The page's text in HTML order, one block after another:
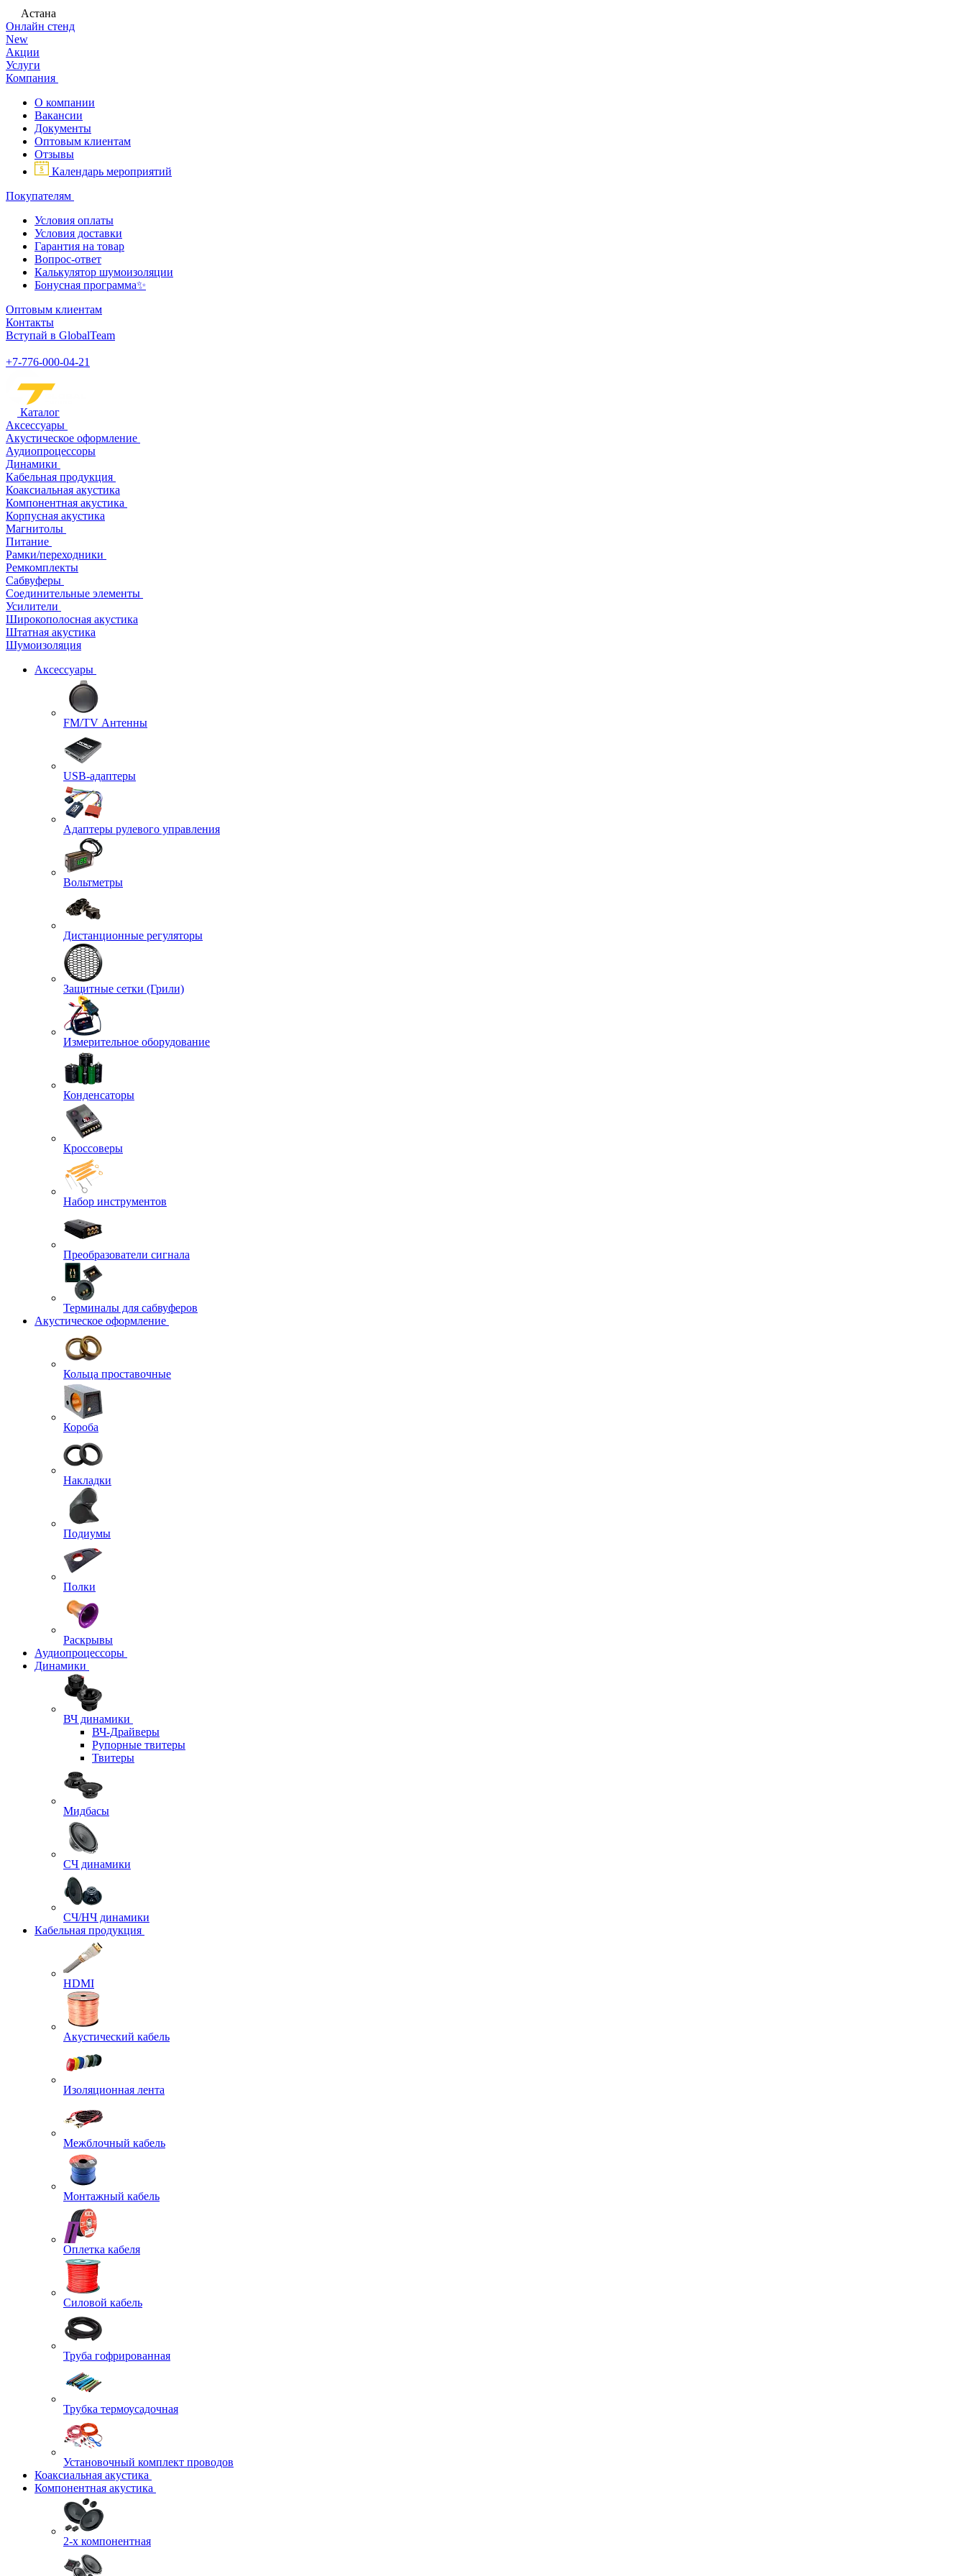
Астана
Онлайн стенд
New
Акции
Услуги
Компания
О компании
Вакансии
Документы
Оптовым клиентам
Отзывы
Календарь мероприятий
Покупателям
Условия оплаты
Условия доставки
Гарантия на товар
Вопрос-ответ
Калькулятор шумоизоляции
Бонусная программа✨
Оптовым клиентам
Контакты
Вступай в GlobalTeam
+7-776-000-04-21
Каталог
Аксессуары
Акустическое оформление
Аудиопроцессоры
Динамики
Кабельная продукция
Коаксиальная акустика
Компонентная акустика
Корпусная акустика
Магнитолы
Питание
Рамки/переходники
Ремкомплекты
Сабвуферы
Соединительные элементы
Усилители
Широкополосная акустика
Штатная акустика
Шумоизоляция
Аксессуары
FM/TV Антенны
USB-адаптеры
Адаптеры рулевого управления
Вольтметры
Дистанционные регуляторы
Защитные сетки (Грили)
Измерительное оборудование
Конденсаторы
Кроссоверы
Набор инструментов
Преобразователи сигнала
Терминалы для сабвуферов
Акустическое оформление
Кольца проставочные
Короба
Накладки
Подиумы
Полки
Раскрывы
Аудиопроцессоры
Динамики
ВЧ динамики
ВЧ-Драйверы
Рупорные твитеры
Твитеры
Мидбасы
СЧ динамики
СЧ/НЧ динамики
Кабельная продукция
HDMI
Акустический кабель
Изоляционная лента
Межблочный кабель
Монтажный кабель
Оплетка кабеля
Силовой кабель
Труба гофрированная
Трубка термоусадочная
Установочный комплект проводов
Коаксиальная акустика
Компонентная акустика
2-х компонентная